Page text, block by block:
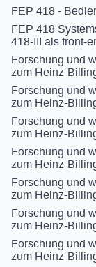
FEP 418 -
FEP 418
418-III als front-
Forschung und
zum Heinz-
Forschung und
zum Heinz-
Forschung und
zum Heinz-
Forschung und
zum Heinz-
Forschung und
zum Heinz-
Forschung und
zum Heinz-
Forschung und
zum Heinz-